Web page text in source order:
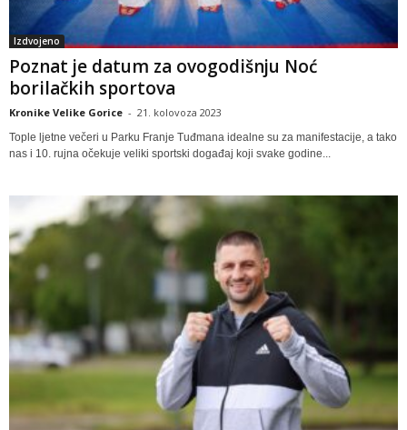
Izdvojeno
Poznat je datum za ovogodišnju Noć
borilačkih sportova
Kronike Velike Gorice - 21. kolovoza 2023
Tople ljetne večeri u Parku Franje Tuđmana idealne su za manifestacije, a tako
nas i 10. rujna očekuje veliki sportski događaj koji svake godine...